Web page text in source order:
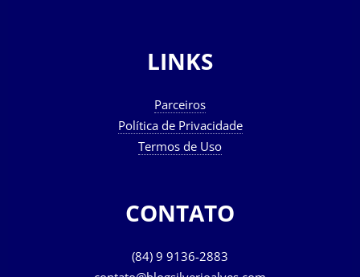
LINKS
Parceiros
Política de Privacidade
Termos de Uso
CONTATO
(84) 9 9136-2883